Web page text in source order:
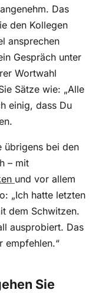
Das
den Kollegen
ansprechen
Gespräch unter
Wortwahl
Sätze wie: „Alle
einig, dass Du
übrigens bei den
– mit
und vor allem
„Ich hatte letzten
dem Schwitzen.
ausprobiert. Das
empfehlen.“
Sie